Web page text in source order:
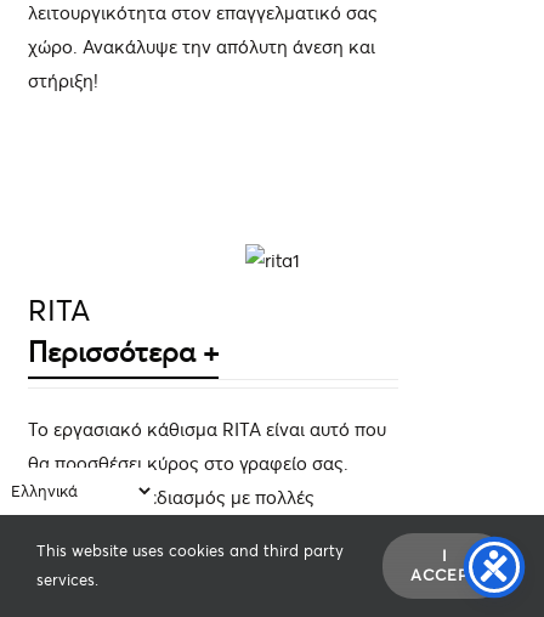
λειτουργικότητα στον επαγγελματικό σας
χώρο. Ανακάλυψε την απόλυτη άνεση και
στήριξη!
ΛΕΠΤΟΜΈΡΕΙΕΣ
RITA
Περισσότερα +
Το εργασιακό κάθισμα RITA είναι αυτό που
θα προσθέσει κύρος στο γραφείο σας.
Μοντέρνος σχεδιασμός με πολλές
σωματότυπο παρέχοντας εργονομική
This website uses cookies and third party
services.
I
ACCEPT